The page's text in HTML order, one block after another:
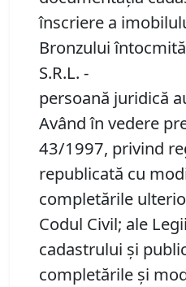
înscriere a
Bronzului
S.R.L. -
persoană juridică
Având în vedere
43/1997, privind
republicată cu
completările
Codul Civil; ale
cadastrului și
completările și